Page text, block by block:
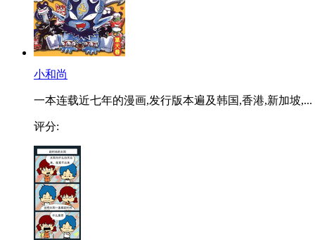
小和尚
一本连载近七年的漫画,发行版本遍及韩国,香港,新加坡,...
评分: